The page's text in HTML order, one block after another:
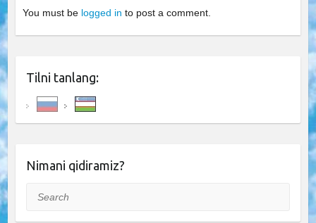
You must be logged in to post a comment.
Tilni tanlang:
Nimani qidiramiz?
Search